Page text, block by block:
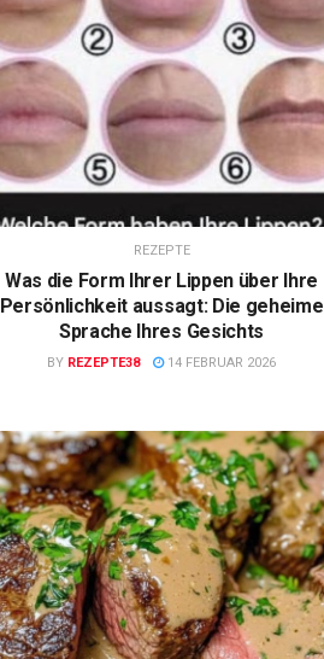
REZEPTE
Was die Form Ihrer Lippen über Ihre
Persönlichkeit aussagt: Die geheime
Sprache Ihres Gesichts
BY REZEPTE38 14 FEBRUAR 2026